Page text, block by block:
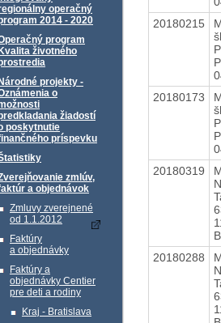
operačný
2014 - 2020
program
Kvalita životného
Národné projekty -
o
žiadostí
poskytnutie
príspevku
zmlúv,
a objednávok
Zmluvy zverejnené
od 1.1.2012
Faktúry
a objednávky
Faktúry a
objednávky Centier
pre deti a rodiny
Kraj - Bratislava
20180215
20180173
20180319
20180288